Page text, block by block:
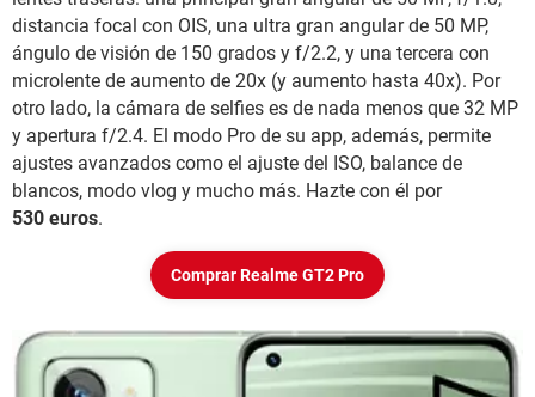
distancia focal con OIS, una ultra gran angular de 50 MP,
ángulo de visión de 150 grados y f/2.2, y una tercera con
microlente de aumento de 20x (y aumento hasta 40x). Por
otro lado, la cámara de selfies es de nada menos que 32 MP
y apertura f/2.4. El modo Pro de su app, además, permite
ajustes avanzados como el ajuste del ISO, balance de
blancos, modo vlog y mucho más. Hazte con él por
530 euros.
Comprar Realme GT2 Pro